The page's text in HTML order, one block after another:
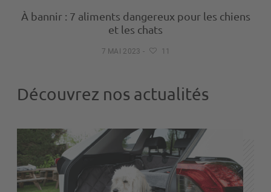
À bannir : 7 aliments dangereux pour les chiens
et les chats
7 MAI 2023 - 11
Découvrez nos actualités